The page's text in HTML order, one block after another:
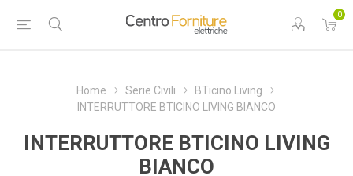
0
Home Serie Civili
BTicino Living
INTERRUTTORE BTICINO LIVING BIANCO
INTERRUTTORE BTICINO LIVING
BIANCO